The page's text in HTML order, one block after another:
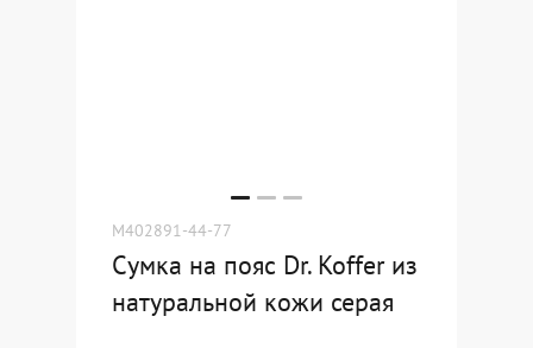
M402891-44-77
Сумка на пояс Dr. Koffer из
натуральной кожи серая